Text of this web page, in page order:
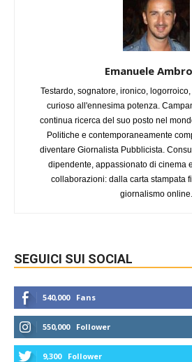
Emanuele
Testardo, sognatore, ironico,
curioso all'ennesima potenza.
continua ricerca del suo posto nel
Politiche e contemporaneamente
diventare Giornalista Pubblicista.
dipendente, appassionato di cinema
collaborazioni: dalla carta stampata
giornalismo online.
SEGUICI SUI SOCIAL
540,000 Fans
550,000 Follower
9,300 Follower